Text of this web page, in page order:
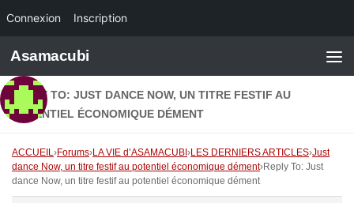
Connexion Inscription
Skip to content
Asamacubi
REPLY TO: JUST DANCE NOW, UN TITRE FESTIF AU
POTENTIEL ÉCONOMIQUE DÉMENT
ACCUEIL›Forums›LA VIE d’ASAMACUBI ›LES DERNIERS ARTICLES›Just
dance Now, un titre festif au potentiel économique dément›Reply To: Just
dance Now, un titre festif au potentiel économique dément